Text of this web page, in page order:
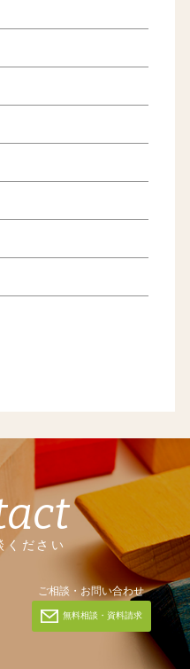
ください
ご相談・お問い合わせ
無料相談・資料請求